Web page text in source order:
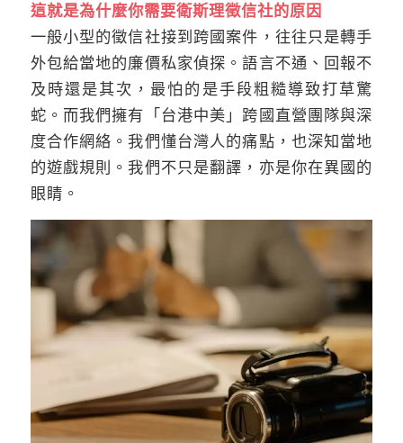
這就是為什麼你需要衛斯理徵信社的原因
一般小型的徵信社接到跨國案件，往往只是轉手
外包給當地的廉價私家偵探。語言不通、回報不
及時還是其次，最怕的是手段粗糙導致打草驚
蛇。而我們擁有「台港中美」跨國直營團隊與深
度合作網絡。我們懂台灣人的痛點，也深知當地
的遊戲規則。我們不只是翻譯，亦是你在異國的
眼睛。